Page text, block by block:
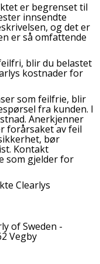
er begrenset til
innsendte
og det er
er så omfattende
blir du belastet
kostnader for
som feilfrie, blir
fra kunden. I
Anerkjenner
forårsaket av feil
bør
Kontakt
som gjelder for
Clearlys
of Sweden -
Vegby